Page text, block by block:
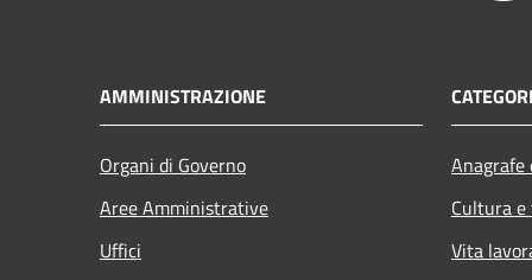
AMMINISTRAZIONE
Organi di Governo
Aree Amministrative
Uffici
Cultura
Vita